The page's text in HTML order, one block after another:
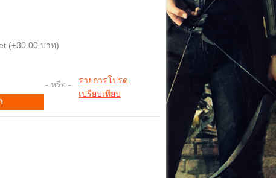
(+30.00 บาท)
- หรือ - รายการโปรด
เปรียบเทียบ